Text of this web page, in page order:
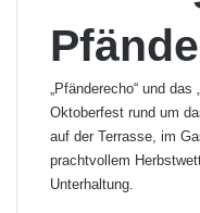
„Pfänderecho“ und das
Oktoberfest rund um
auf der Terrasse, im
prachtvollem
Unterhaltung.